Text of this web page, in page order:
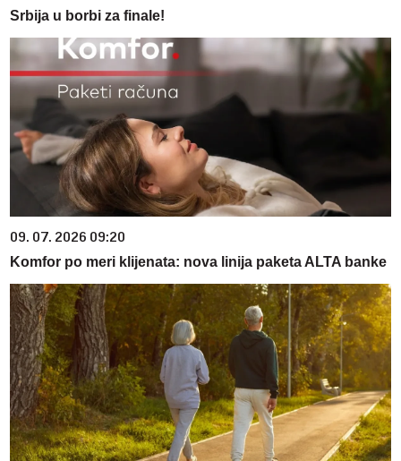
Srbija u borbi za finale!
09. 07. 2026 09:20
Komfor po meri klijenata: nova linija paketa ALTA banke